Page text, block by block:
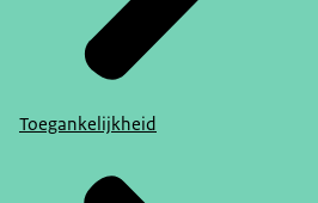
Toegankelijkheid